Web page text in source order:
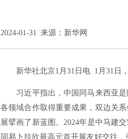
2024-01-31 来源：新华网
新华社北京1月31日电 1月31日，
习近平指出，中国同马来西亚是
各领域合作取得重要成果，双边关
展擘画了新蓝图。2024年是中马建
同易卜拉欣最高元首开展友好交往